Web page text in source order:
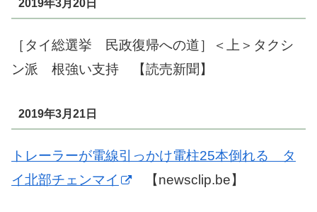
2019年3月20日
［タイ総選挙 民政復帰への道］＜上＞タクシ
ン派 根強い支持 【読売新聞】
2019年3月21日
トレーラーが電線引っかけ電柱25本倒れる タ
イ北部チェンマイ
【newsclip.be】